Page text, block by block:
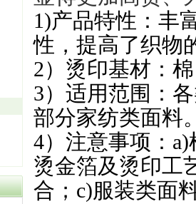
1)产品特性：丰
性，提高了织物
2）烫印基材：
3）适用范围：
部分家纺类面料
4）注意事项：
烫金箔及烫印工
合；c)服装类面